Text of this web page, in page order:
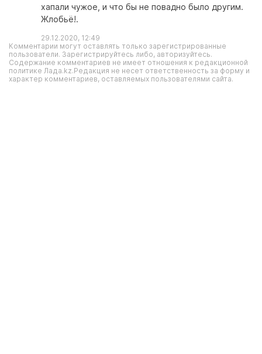
хапали чужое, и что бы не повадно было другим.
Жлобьё!.
29.12.2020, 12:49
Комментарии могут оставлять только зарегистрированные
пользователи. Зарегистрируйтесь либо, авторизуйтесь.
Содержание комментариев не имеет отношения к редакционной
политике Лада.kz.Редакция не несет ответственность за форму и
характер комментариев, оставляемых пользователями сайта.